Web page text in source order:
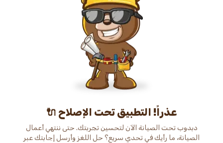
عذراً! التطبيق تحت الإصلاح 🔌
دبدوب تحت الصيانة الآن لتحسين تجربتك. حتى ننتهي أعمال
الصيانة، ما رأيك في تحدي سريع؟ حل اللغز وأرسل إجابتك عبر